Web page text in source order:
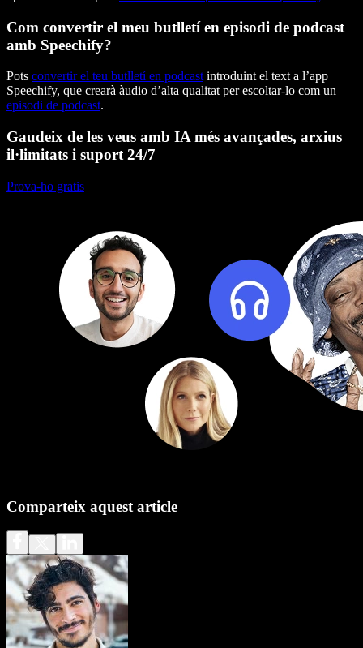
Com convertir el meu butlletí en episodi de podcast
amb Speechify?
Pots convertir el teu butlletí en podcast introduint el text a l’app
Speechify, que crearà àudio d’alta qualitat per escoltar-lo com un
episodi de podcast.
Gaudeix de les veus amb IA més avançades, arxius
il·limitats i suport 24/7
Prova-ho gratis
Comparteix aquest article